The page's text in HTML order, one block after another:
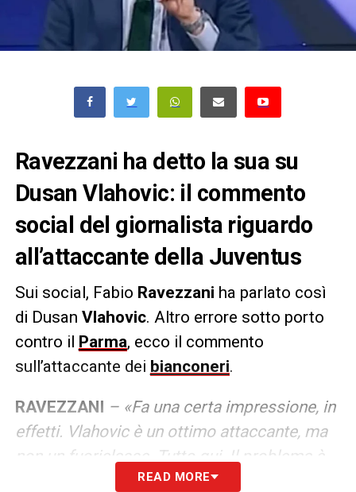
Ravezzani ha detto la sua su
Dusan Vlahovic: il commento
social del giornalista riguardo
all’attaccante della Juventus
Sui social, Fabio Ravezzani ha parlato così
di Dusan Vlahovic. Altro errore sotto porto
contro il Parma, ecco il commento
sull’attaccante dei bianconeri.
RAVEZZANI – «Fa una certa impressione, in
effetti. Vlahovic è un ottimo attaccante, ma
non un fuoriclasse. Tutto qui. Il problema è
che lo pagano come tale e non ha ancora
READ MORE